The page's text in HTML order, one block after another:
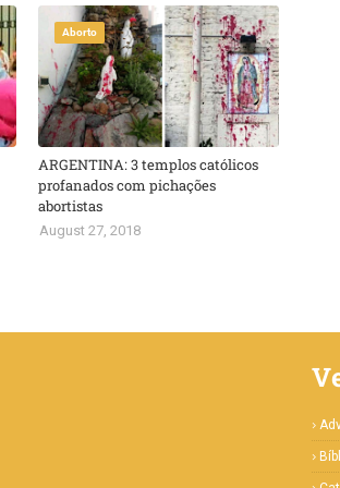
Aborto
ARGENTINA: 3 templos católicos
profanados com pichações
abortistas
August 27, 2018